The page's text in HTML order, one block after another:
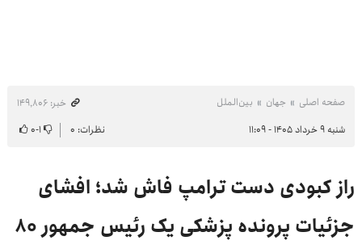
صفحه اصلی جهان بین‌الملل
خبر: ۱۴۹٬۸۰۶
شنبه ۹ خرداد ۱۴۰۵ - ۱۱:۰۹
نظرات: ۰ ۱-۰
راز کبودی دست ترامپ فاش شد؛ افشای
جزئیات پرونده پزشکی یک رئیس جمهور ۸۰